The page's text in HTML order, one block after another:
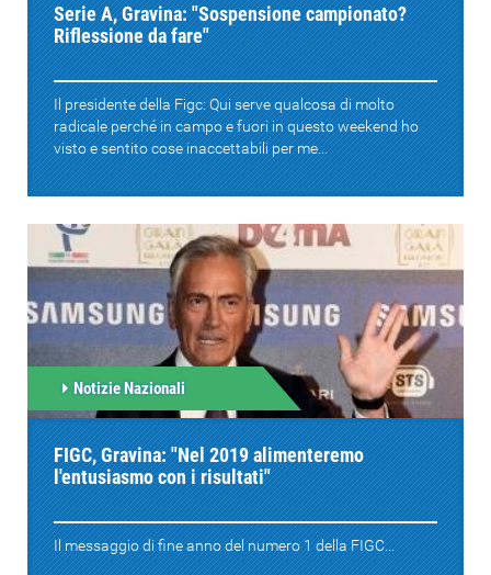
Serie A, Gravina: "Sospensione campionato?
Riflessione da fare"
Il presidente della Figc: Qui serve qualcosa di molto
radicale perché in campo e fuori in questo weekend ho
visto e sentito cose inaccettabili per me...
Notizie Nazionali
FIGC, Gravina: "Nel 2019 alimenteremo
l'entusiasmo con i risultati"
Il messaggio di fine anno del numero 1 della FIGC...